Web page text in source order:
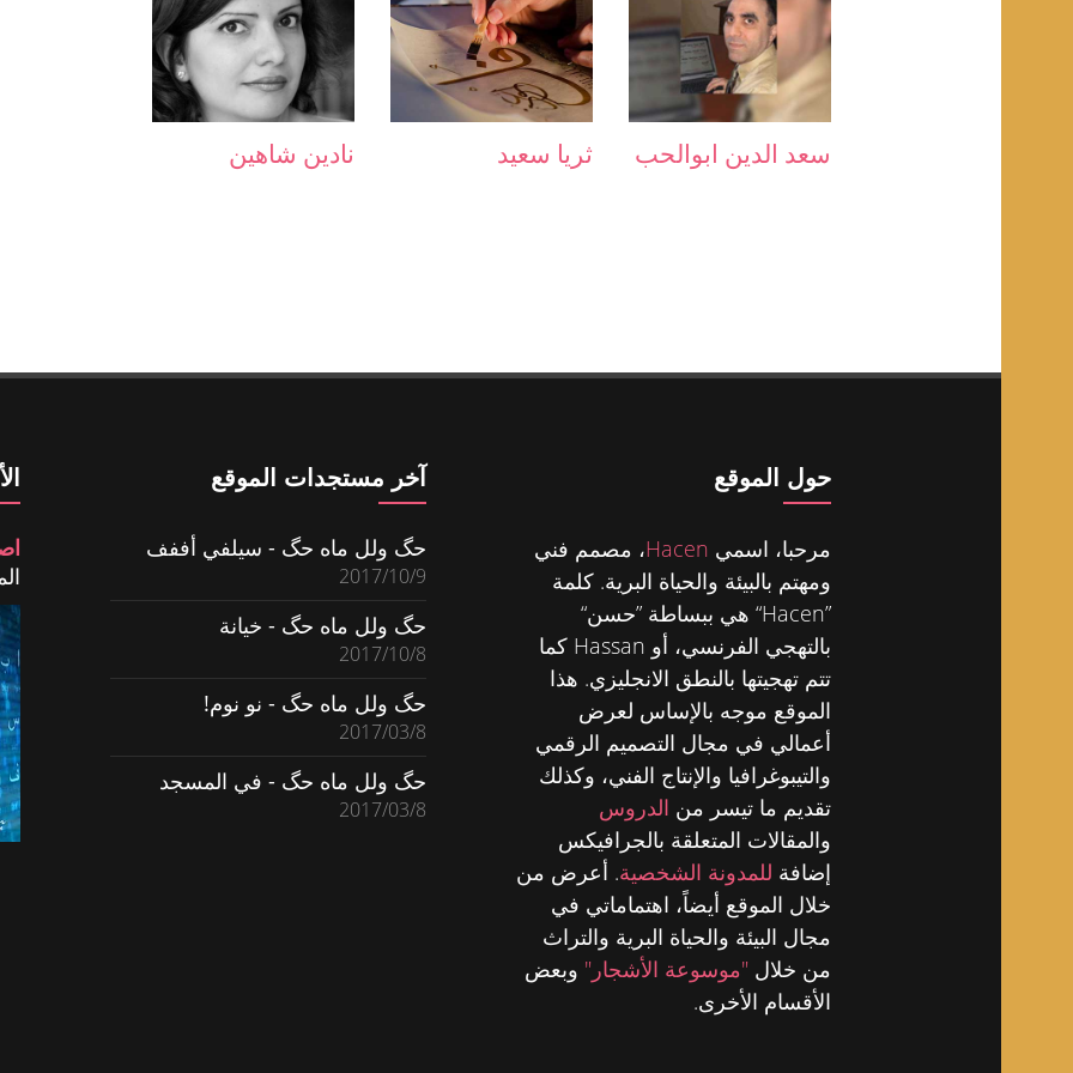
سعد الدين ابوالحب ثريا سعيد نادين شاهين
حول الموقع
مرحبا، اسمي Hacen، مصمم فني
ومهتم بالبيئة والحياة البرية. كلمة
”Hacen“ هي ببساطة ”حسن“
بالتهجي الفرنسي، أو Hassan كما
تتم تهجيتها بالنطق الانجليزي. هذا
الموقع موجه بالإساس لعرض
أعمالي في مجال التصميم الرقمي
والتيبوغرافيا والإنتاج الفني، وكذلك
تقديم ما تيسر من الدروس
والمقالات المتعلقة بالجرافيكس
إضافة للمدونة الشخصية. أعرض من
خلال الموقع أيضاً، اهتماماتي في
مجال البيئة والحياة البرية والتراث
من خلال "موسوعة الأشجار" وبعض
الأقسام الأخرى.
آخر مستجدات الموقع
حگ ولل ماه حگ - سيلفي أففف
2017/10/9
حگ ولل ماه حگ - خيانة
2017/10/8
حگ ولل ماه حگ - نو نوم!
2017/03/8
حگ ولل ماه حگ - في المسجد
2017/03/8